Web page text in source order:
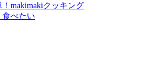
makimakiクッキング
食べたい